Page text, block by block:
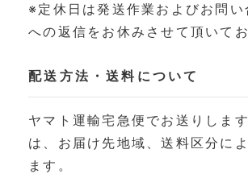
※定休日は発送作業およびお問い
への返信をお休みさせて頂いてお
配送方法・送料について
ヤマト運輸宅急便でお送りしま
は、お届け先地域、送料区分に
ます。